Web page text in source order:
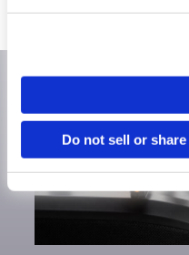
Do not sell or
Mehr